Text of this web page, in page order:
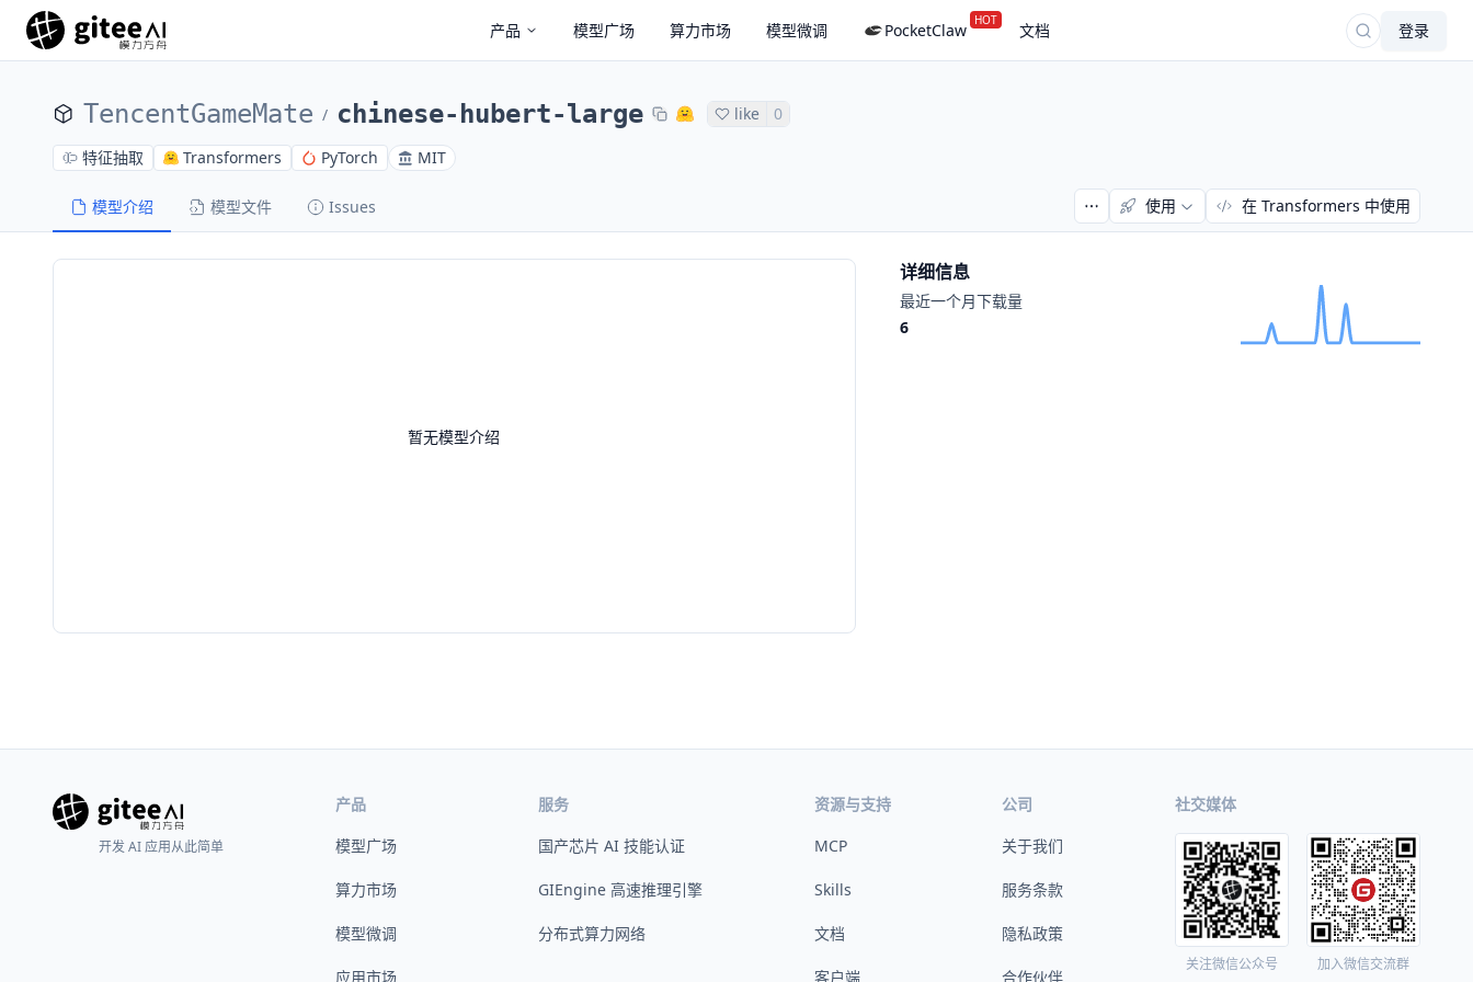
产品 模型广场 算力市场 模型微调 PocketClaw HOT 文档 登录
TencentGameMate / chinese-hubert-large like 0
特征抽取 Transformers PyTorch MIT
模型介绍 模型文件 Issues 使用 在 Transformers 中使用
暂无模型介绍
详细信息
最近一个月下载量
6
开发 AI 应用从此简单
产品
模型广场
算力市场
模型微调
应用市场
服务
国产芯片 AI 技能认证
GIEngine 高速推理引擎
分布式算力网络
资源与支持
MCP
Skills
文档
客户端
公司
关于我们
服务条款
隐私政策
合作伙伴
社交媒体
关注微信公众号 加入微信交流群